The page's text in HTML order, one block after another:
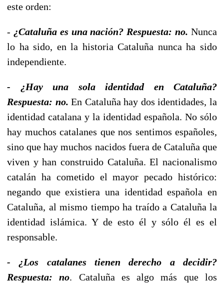
este orden:
- ¿Cataluña es una nación? Respuesta: no. Nunca
lo ha sido, en la historia Cataluña nunca ha sido
independiente.
- ¿Hay una sola identidad en Cataluña?
Respuesta: no. En Cataluña hay dos identidades, la
identidad catalana y la identidad española. No sólo
hay muchos catalanes que nos sentimos españoles,
sino que hay muchos nacidos fuera de Cataluña que
viven y han construido Cataluña. El nacionalismo
catalán ha cometido el mayor pecado histórico:
negando que existiera una identidad española en
Cataluña, al mismo tiempo ha traído a Cataluña la
identidad islámica. Y de esto él y sólo él es el
responsable.
- ¿Los catalanes tienen derecho a decidir?
Respuesta: no. Cataluña es algo más que los